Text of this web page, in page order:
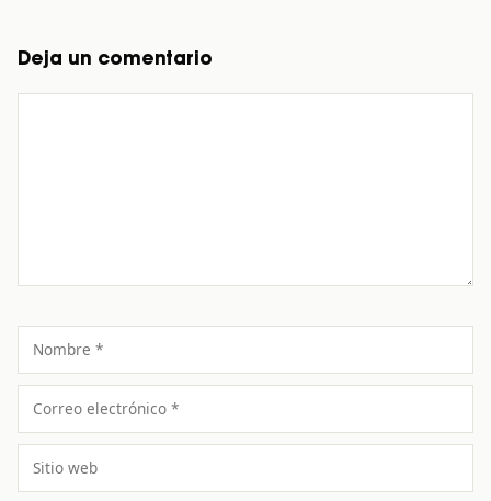
Deja un comentario
Nombre
Correo
electrónico
Sitio
web